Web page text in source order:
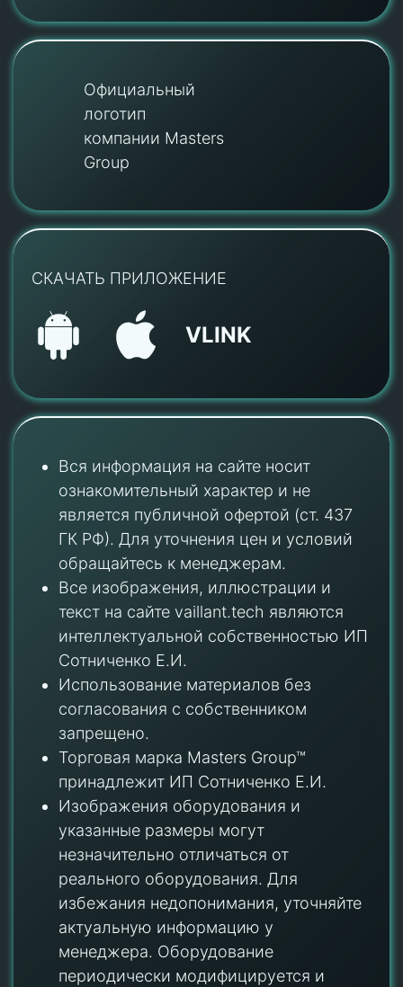
Официальный
логотип
компании Masters
Group
СКАЧАТЬ ПРИЛОЖЕНИЕ
VLINK
Вся информация на сайте носит
ознакомительный характер и не
является публичной офертой (ст. 437
ГК РФ). Для уточнения цен и условий
обращайтесь к менеджерам.
Все изображения, иллюстрации и
текст на сайте vaillant.tech являются
интеллектуальной собственностью ИП
Сотниченко Е.И.
Использование материалов без
согласования с собственником
запрещено.
Торговая марка Masters Group™
принадлежит ИП Сотниченко Е.И.
Изображения оборудования и
указанные размеры могут
незначительно отличаться от
реального оборудования. Для
избежания недопонимания, уточняйте
актуальную информацию у
менеджера. Оборудование
периодически модифицируется и